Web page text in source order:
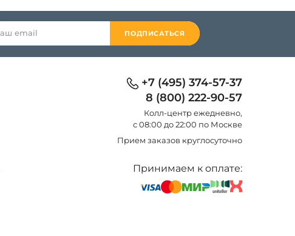
ПОДПИСАТЬСЯ
+7 (495) 374-57-37
8 (800) 222-90-57
Колл-центр eжедневно,
с 08:00 до 22:00 по Москве
Прием заказов круглосуточно
Принимаем к оплате: